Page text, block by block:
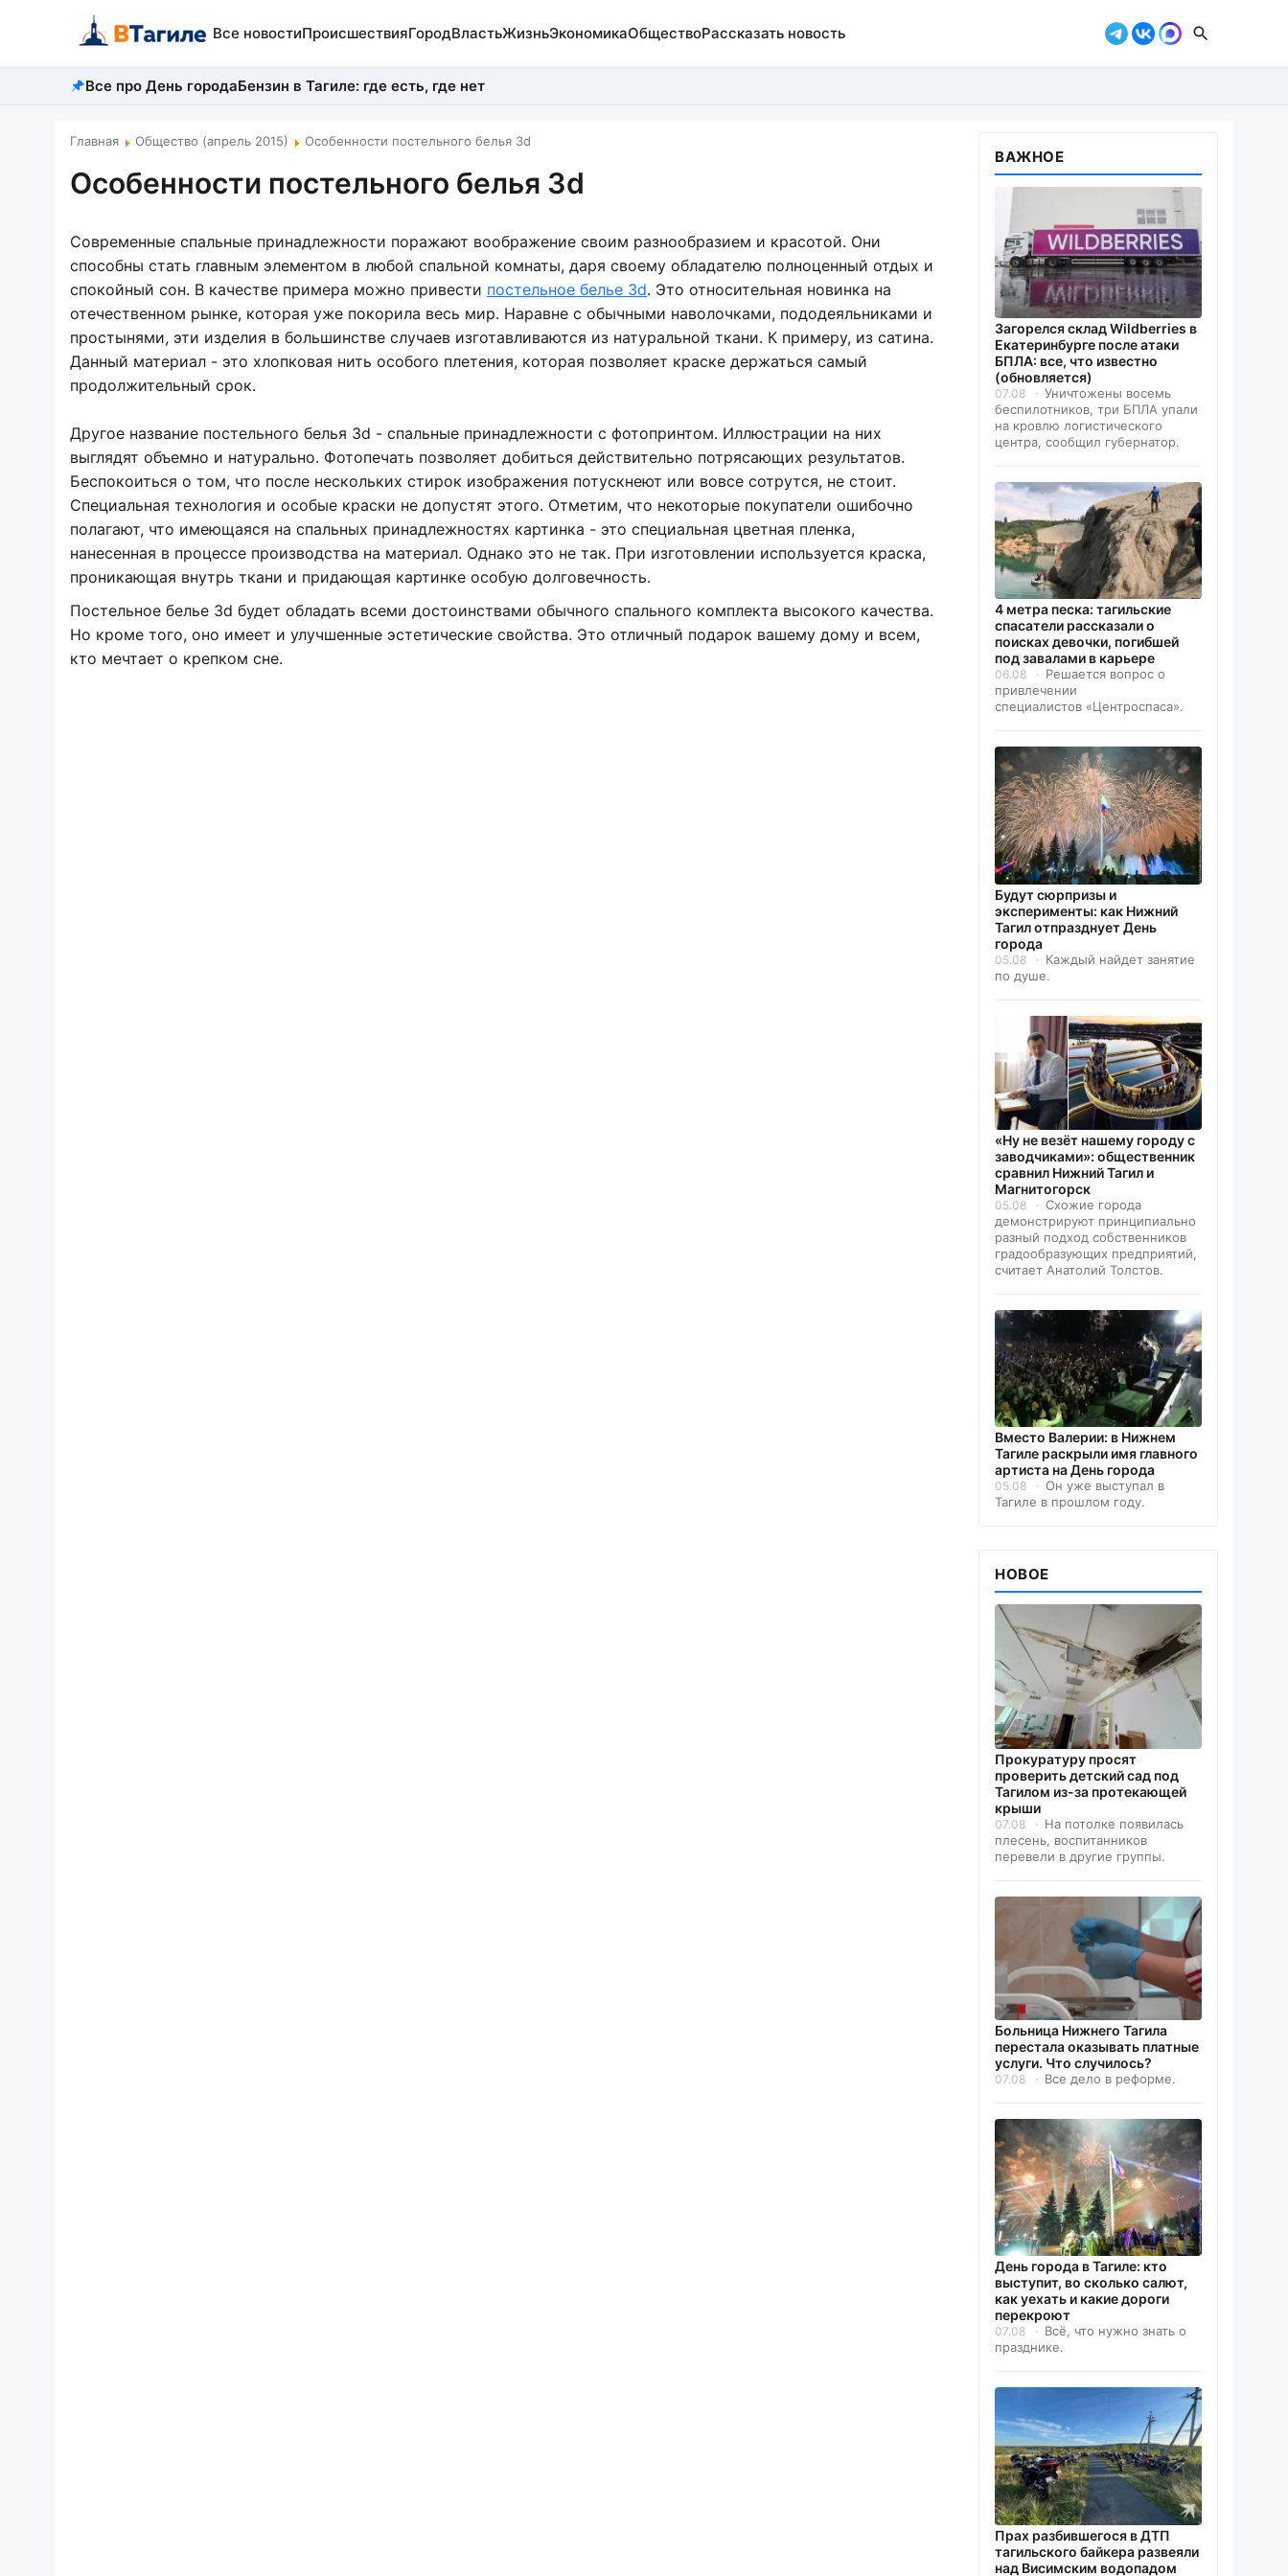
Все новостиПроисшествияГородВластьЖизньЭкономикаОбществоРассказать новость
Все про День городаБензин в Тагиле: где есть, где нет
Главная Общество (апрель 2015) Особенности постельного белья 3d
Особенности постельного белья 3d
Современные спальные принадлежности поражают воображение своим разнообразием и красотой. Они
способны стать главным элементом в любой спальной комнаты, даря своему обладателю полноценный отдых и
спокойный сон. В качестве примера можно привести постельное белье 3d. Это относительная новинка на
отечественном рынке, которая уже покорила весь мир. Наравне с обычными наволочками, пододеяльниками и
простынями, эти изделия в большинстве случаев изготавливаются из натуральной ткани. К примеру, из сатина.
Данный материал - это хлопковая нить особого плетения, которая позволяет краске держаться самый
продолжительный срок.
Другое название постельного белья 3d - спальные принадлежности с фотопринтом. Иллюстрации на них
выглядят объемно и натурально. Фотопечать позволяет добиться действительно потрясающих результатов.
Беспокоиться о том, что после нескольких стирок изображения потускнеют или вовсе сотрутся, не стоит.
Специальная технология и особые краски не допустят этого. Отметим, что некоторые покупатели ошибочно
полагают, что имеющаяся на спальных принадлежностях картинка - это специальная цветная пленка,
нанесенная в процессе производства на материал. Однако это не так. При изготовлении используется краска,
проникающая внутрь ткани и придающая картинке особую долговечность.
Постельное белье 3d будет обладать всеми достоинствами обычного спального комплекта высокого качества.
Но кроме того, оно имеет и улучшенные эстетические свойства. Это отличный подарок вашему дому и всем,
кто мечтает о крепком сне.
ВАЖНОЕ
Загорелся склад Wildberries в
Екатеринбурге после атаки
БПЛА: все, что известно
(обновляется)
07.08
Уничтожены восемь
беспилотников, три БПЛА упали
на кровлю логистического
центра, сообщил губернатор.
4 метра песка: тагильские
спасатели рассказали о
поисках девочки, погибшей
под завалами в карьере
06.08
Решается вопрос о
привлечении
специалистов «Центроспаса».
Будут сюрпризы и
эксперименты: как Нижний
Тагил отпразднует День
города
05.08
Каждый найдет занятие
по душе.
«Ну не везёт нашему городу с
заводчиками»: общественник
сравнил Нижний Тагил и
Магнитогорск
05.08
Схожие города
демонстрируют принципиально
разный подход собственников
градообразующих предприятий,
считает Анатолий Толстов.
Вместо Валерии: в Нижнем
Тагиле раскрыли имя главного
артиста на День города
05.08
Он уже выступал в
Тагиле в прошлом году.
НОВОЕ
Прокуратуру просят
проверить детский сад под
Тагилом из-за протекающей
крыши
07.08
На потолке появилась
плесень, воспитанников
перевели в другие группы.
Больница Нижнего Тагила
перестала оказывать платные
услуги. Что случилось?
07.08 Все дело в реформе.
День города в Тагиле: кто
выступит, во сколько салют,
как уехать и какие дороги
перекроют
07.08
Всё, что нужно знать о
празднике.
Прах разбившегося в ДТП
тагильского байкера развеяли
над Висимским водопадом